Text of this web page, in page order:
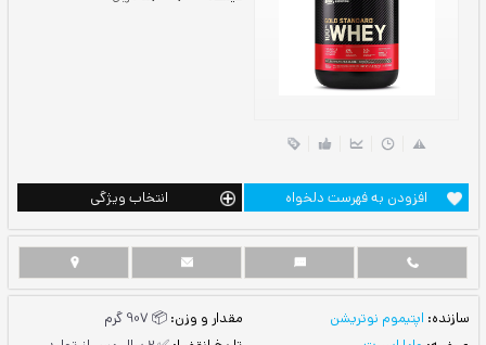
پودر پروتئین وی اپتیموم
نوتریشن